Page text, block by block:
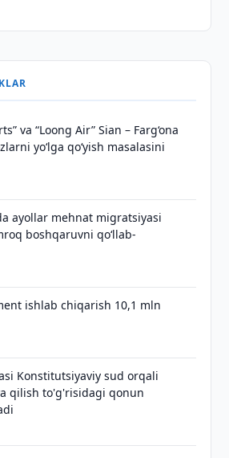
va “Loong Air” Sian – Farg‘ona
yo‘lga qo‘yish masalasini
ayollar mehnat migratsiyasi
boshqaruvni qo‘llab-
ishlab chiqarish 10,1 mln
Konstitutsiyaviy sud orqali
qilish to'g'risidagi qonun